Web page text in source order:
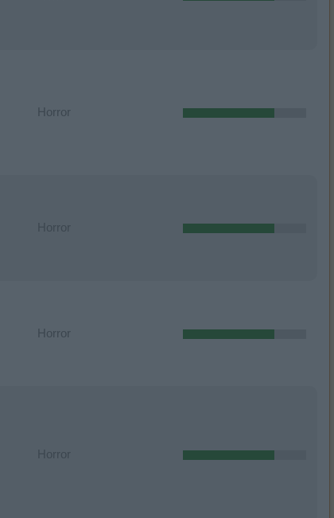
Horror
Horror
Horror
Horror